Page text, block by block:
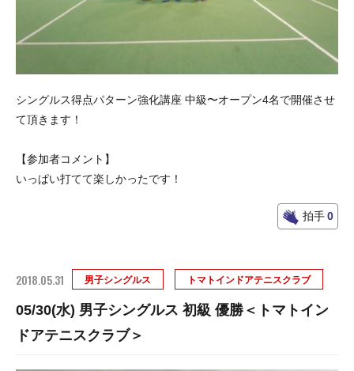
シングルス得点パターン強化講座 中級〜オープン4名で開催させ
て頂きます！
【参加者コメント】
いっぱい打てて楽しかったです！
拍手0
2018.05.31 男子シングルス トマトインドアテニスクラブ
05/30(水) 男子シングルス 初級 優勝＜トマトイン
ドアテニスクラブ＞